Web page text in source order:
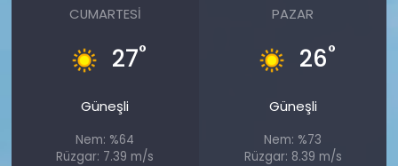
CUMARTESI
27°
Güneşli
Nem: %64
Rüzgar: 7.39 m/s
PAZAR
26°
Güneşli
Nem: %73
Rüzgar: 8.39 m/s